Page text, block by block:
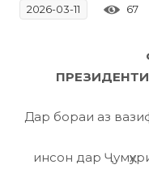
2026-03-11 67
ПРЕЗИДЕНТИ
Дар бораи аз
инсон дар